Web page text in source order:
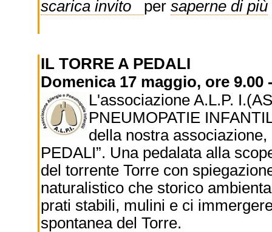
scarica invito per saperne di più
IL TORRE A PEDALI
Domenica 17 maggio, ore 9.00
L'associazione A.L.P.
PNEUMOPATIE
della nostra
PEDALI”. Una pedalata alla
del torrente Torre con
naturalistico che storico
prati stabili, mulini e ci
spontanea del Torre.